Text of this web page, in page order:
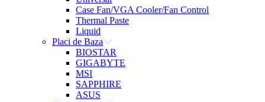
Case Fan/VGA Cooler/Fan Control
Thermal Paste
Liquid
Placi de Baza
BIOSTAR
GIGABYTE
MSI
SAPPHIRE
ASUS